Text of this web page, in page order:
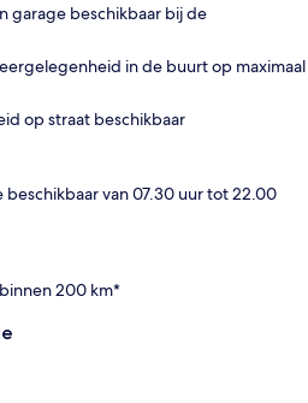
garage beschikbaar bij de
in de buurt op maximaal
op straat beschikbaar
beschikbaar van 07.30 uur tot 22.00
200 km*